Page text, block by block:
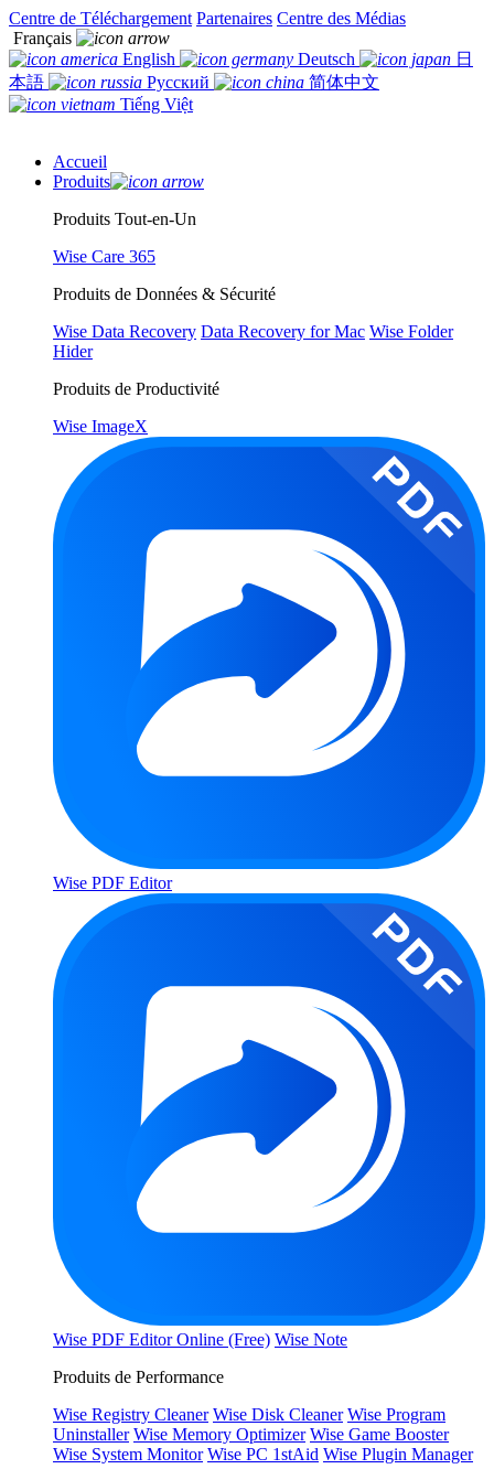
Centre de Téléchargement Partenaires Centre des Médias
Français
English
Deutsch
日
本語
Русский
简体中文
Tiếng Việt
Accueil
Produits
Produits Tout-en-Un
Wise Care 365
Produits de Données & Sécurité
Wise Data Recovery Data Recovery for Mac Wise Folder
Hider
Produits de Productivité
Wise ImageX
Wise PDF Editor
Wise PDF Editor Online (Free) Wise Note
Produits de Performance
Wise Registry Cleaner Wise Disk Cleaner Wise Program
Uninstaller Wise Memory Optimizer Wise Game Booster
Wise System Monitor Wise PC 1stAid Wise Plugin Manager